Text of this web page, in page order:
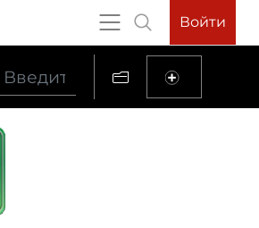
Войти